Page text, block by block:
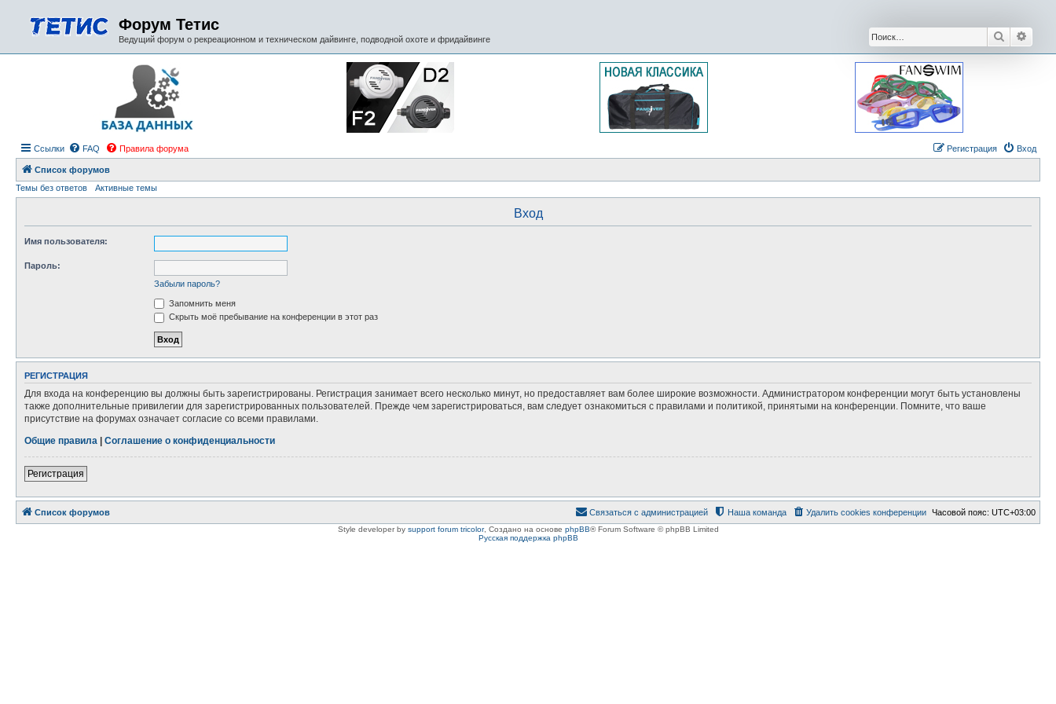
Форум Тетис
Ведущий форум о рекреационном и техническом дайвинге, подводной охоте и фридайвинге Поиск
Ссылки FAQ Правила форума Вход
Регистрация
Список форумов
Темы без ответов
Активные темы
Вход
Имя пользователя:
Пароль:
Забыли пароль?
Запомнить меня
Скрыть моё пребывание на конференции в этот раз
РЕГИСТРАЦИЯ
Для входа на конференцию вы должны быть зарегистрированы. Регистрация занимает всего несколько минут, но предоставляет вам более широкие возможности. Администратором конференции могут быть установлены
также дополнительные привилегии для зарегистрированных пользователей. Прежде чем зарегистрироваться, вам следует ознакомиться с правилами и политикой, принятыми на конференции. Помните, что ваше
присутствие на форумах означает согласие со всеми правилами.
Общие правила
Соглашение о конфиденциальности
Регистрация
Список форумов Часовой пояс: UTC+03:00
Удалить cookies конференции
Наша команда
Связаться с администрацией
Style developer by support forum tricolor, Создано на основе phpBB® Forum Software © phpBB Limited
Русская поддержка phpBB